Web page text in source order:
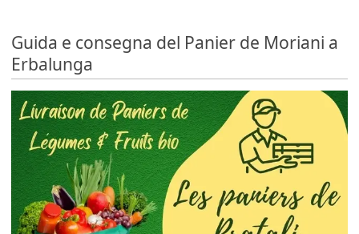
Guida e consegna del Panier de Moriani a
Erbalunga